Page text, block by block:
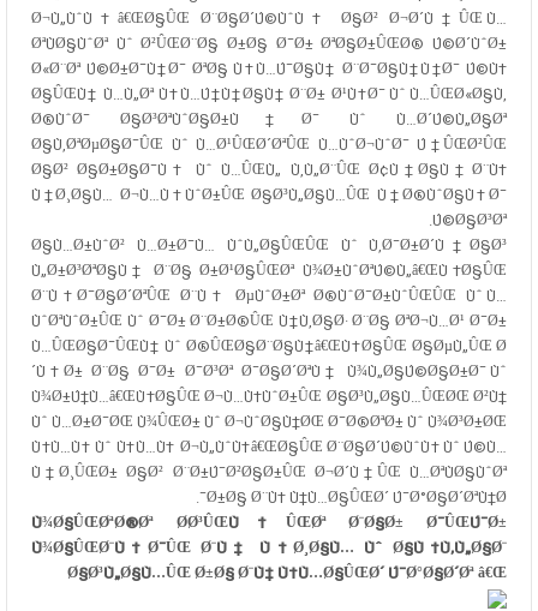
Ø¬Ù„ÙˆÙ‡â€ŒØ§ÛŒ Ø¨Ø§Ø´Ú©ÙˆÙ‡ Ø§Ø² Ø¬Ø´Ù†ÛŒ Ù…
ØªÙØ§ÙˆØª Ùˆ Ø²ÛŒØ¨Ø§ Ø±Ø§ Ø¯Ø± ØªØ§Ø±ÛŒØ® Ú©Ø´ÙˆØ±
Ø«Ø¨Øª Ú©Ø±Ø¯Ù†Ø¯ ØªØ§ Ù‡Ù…Ú¯Ø§Ù† Ø¨Ø¯Ø§Ù†Ù†Ø¯ Ú©Ù‡
Ø§ÛŒÙ† Ù…Ù„Øª Ù‡Ù…Ú†Ù†Ø§Ù† Ø¨Ø± Ø¹Ù‡Ø¯ Ùˆ Ù…ÛŒØ«Ø§Ù‚
Ø®ÙˆØ¯ Ø§Ø³ØªÙˆØ§Ø±Ù†Ø¯ Ùˆ Ù…Ø´Ú©Ù„Ø§Øª
Ø§Ù‚ØªØµØ§Ø¯ÛŒ Ùˆ Ù…Ø¹ÛŒØ´ØªÛŒ Ù…ÙˆØ¬ÙˆØ¯ Ú†ÛŒØ²ÛŒ
Ø§Ø² Ø§Ø±Ø§Ø¯Ù‡ Ùˆ Ù…ÛŒÙ„ Ù‚Ù„Ø¨ÛŒ Ø¢Ù†Ø§Ù† Ø¨Ù‡
Ù†Ø¸Ø§Ù… Ø¬Ù…Ù‡ÙˆØ±ÛŒ Ø§Ø³Ù„Ø§Ù…ÛŒ Ù†Ø®ÙˆØ§Ù‡Ø¯
Ú©Ø§Ø³Øª.
Ø§Ù…Ø±ÙˆØ² Ù…Ø±Ø¯Ù… ÙˆÙ„Ø§ÛŒÛŒ Ùˆ Ù‚Ø¯Ø±Ø´Ù†Ø§Ø³
Ù„Ø±Ø³ØªØ§Ù† Ø¨Ø§ Ø±Ø¹Ø§ÛŒØª Ù¾Ø±ÙˆØªÚ©Ù„â€ŒÙ‡Ø§ÛŒ
Ø¨Ù‡Ø¯Ø§Ø´ØªÛŒ Ø¨Ù‡ ØµÙˆØ±Øª Ø®ÙˆØ¯Ø±ÙˆÛŒÛŒ Ùˆ Ù…
ÙˆØªÙˆØ±ÛŒ Ùˆ Ø¯Ø± Ø¨Ø±Ø®ÛŒ Ù†Ù‚Ø§Ø· Ø¨Ø§ ØªØ¬Ù…Ø¹ Ø¯Ø±
Ù…ÛŒØ§Ø¯ÛŒÙ† Ùˆ Ø®ÛŒØ§Ø¨Ø§Ù†â€ŒÙ‡Ø§ÛŒ Ø§ØµÙ„ÛŒ Ø
´Ù‡Ø± Ø¨Ø§ Ø¯Ø± Ø¯Ø³Øª Ø¯Ø§Ø´ØªÙ† Ù¾Ù„Ø§Ú©Ø§Ø±Ø¯ Ùˆ
Ù¾Ø±Ú†Ù…â€ŒÙ‡Ø§ÛŒ Ø¬Ù…Ù‡ÙˆØ±ÛŒ Ø§Ø³Ù„Ø§Ù…ÛŒØŒ Ø²Ù†
Ùˆ Ù…Ø±Ø¯ØŒ Ù¾ÛŒØ± Ùˆ Ø¬ÙˆØ§Ù†ØŒ Ø¯Ø®ØªØ± Ùˆ Ù¾Ø³Ø±ØŒ
Ù‡Ù…Ù‡ Ùˆ Ù‡Ù…Ù‡ Ø¬Ù„ÙˆÙ‡â€ŒØ§ÛŒ Ø¨Ø§Ø´Ú©ÙˆÙ‡ Ùˆ Ú©Ù…
Ù†Ø¸ÛŒØ± Ø§Ø² Ø¨Ø±Ú¯Ø²Ø§Ø±ÛŒ Ø¬Ø´Ù†ÛŒ Ù…ØªÙØ§ÙˆØª
Ø±Ø§ Ø¨Ù‡ Ù†Ù…Ø§ÛŒØ´ Ú¯Ø°Ø§Ø´ØªÙ†Ø¯.
Ù¾Ø§ÛŒØªØ®Øª Ø­Ø³ÛŒÙ†ÛŒØª Ø¨Ø§Ø± Ø¯ÛŒÚ¯Ø±
Ù¾Ø§ÛŒØ¨Ù†Ø¯ÛŒ Ø¨Ù‡ Ù†Ø¸Ø§Ù… Ùˆ Ø§Ù†Ù‚Ù„Ø§Ø¨
Ø§Ø³Ù„Ø§Ù…ÛŒ Ø±Ø§ Ø¨Ù‡ Ù†Ù…Ø§ÛŒØ´ Ú¯Ø°Ø§Ø´Øª â€Œ